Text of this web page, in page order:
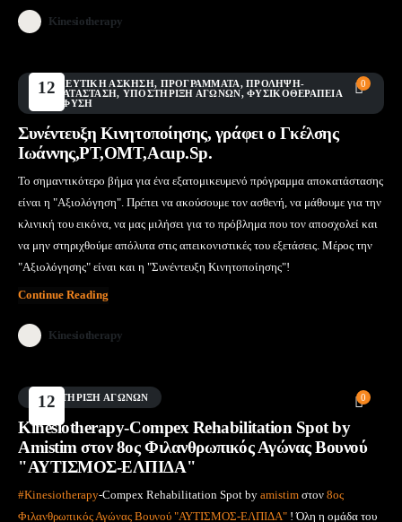
Kinesiotherapy
12 0
ΘΕΡΑΠΕΥΤΙΚΉ ΆΣΚΗΣΗ, ΠΡΟΓΡΆΜΜΑΤΑ,ΠΡΌΛΗΨΗ-
ΑΠΟΚΑΤΆΣΤΑΣΗ, ΥΠΟΣΤΉΡΙΞΗ ΑΓΏΝΩΝ,ΦΥΣΙΚΟΘΕΡΑΠΕΊΑ
ΣΤΗΝ ΦΎΣΗ
Συνέντευξη Κινητοποίησης, γράφει ο Γκέλσης
Ιωάννης,PT,OMT,Acup.Sp.
Το σημαντικότερο βήμα για ένα εξατομικευμενό πρόγραμμα αποκατάστασης
είναι η "Αξιολόγηση". Πρέπει να ακούσουμε τον ασθενή, να μάθουμε για την
κλινική του εικόνα, να μας μιλήσει για το πρόβλημα που τον αποσχολεί και
να μην στηριχθούμε απόλυτα στις απεικονιστικές του εξετάσεις. Μέρος την
"Αξιολόγησης" είναι και η "Συνέντευξη Κινητοποίησης"!
Continue Reading
Kinesiotherapy
12 0
ΥΠΟΣΤΉΡΙΞΗ ΑΓΏΝΩΝ
Kinesiotherapy-Compex Rehabilitation Spot by
Amistim στον 8ος Φιλανθρωπικός Αγώνας Βουνού
"ΑΥΤΙΣΜΟΣ-ΕΛΠΙΔΑ"
#Kinesiotherapy-Compex Rehabilitation Spot by amistim στον 8ος
Φιλανθρωπικός Αγώνας Βουνού "ΑΥΤΙΣΜΟΣ-ΕΛΠΙΔΑ" ! Όλη η ομάδα του